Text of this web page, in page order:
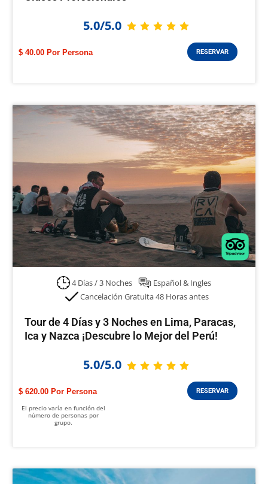
5.0/5.0
$ 40.00 RESERVAR
4 Días / 3 Noches
Español & Ingles
Cancelación Gratuita 48 Horas antes
Tour de 4 Días y 3 Noches en Lima, Paracas,
Ica y Nazca ¡Descubre lo Mejor del Perú!
5.0/5.0
$ 620.00
El precio varía en función del
número de personas por
grupo.
RESERVAR